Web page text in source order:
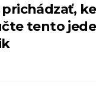
tento